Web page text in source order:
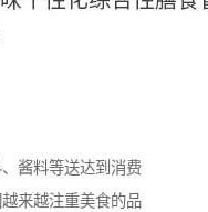
酱料等送达到消费
来越注重美食的品